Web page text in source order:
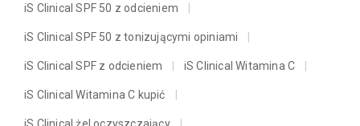
iS Clinical SPF 50 z odcieniem
iS Clinical SPF 50 z tonizującymi opiniami
iS Clinical SPF z odcieniem iS Clinical Witamina C
iS Clinical Witamina C kupić
iS Clinical żel oczyszczający